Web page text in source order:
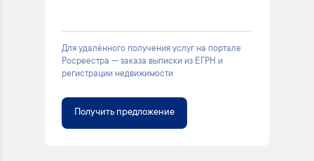
Для удалённого получения услуг на портале
Росреестра — заказа выписки из ЕГРН и
регистрации недвижимости
Получить предложение